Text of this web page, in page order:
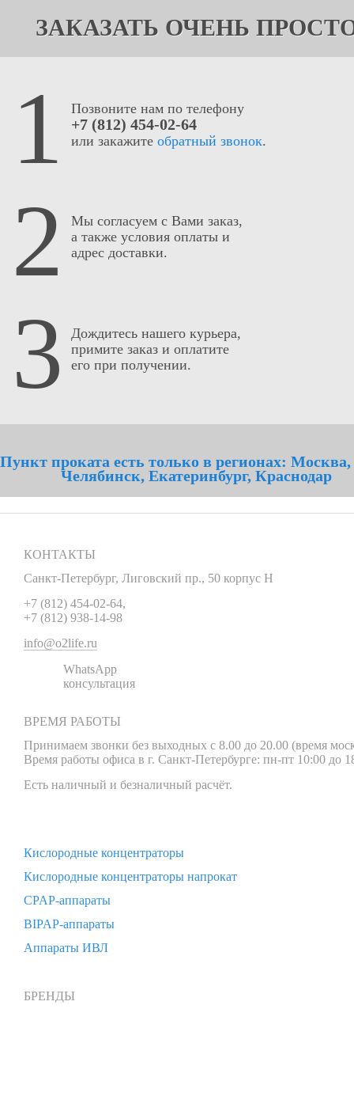
ЗАКАЗАТЬ ОЧЕНЬ
1 Позвоните нам по телефону
+7 (812) 454-02-64
или закажите обратный звонок.
2
Мы согласуем с Вами заказ,
а также условия оплаты и
адрес доставки.
3
Дождитесь нашего курьера,
примите заказ и оплатите
его при получении.
Пункт проката есть только в регионах:
Челябинск, Екатеринбург, Краснодар
КОНТАКТЫ
Санкт-Петербург, Лиговский пр., 50 корпус Н
+7 (812) 454-02-64,
+7 (812) 938-14-98
info@o2life.ru
WhatsApp
консультация
ВРЕМЯ РАБОТЫ
Принимаем звонки без выходных с 8.00 до 20.00 (время
Время работы офиса в г. Санкт-Петербурге: пн-пт 10:00 до
Есть наличный и безналичный расчёт.
Кислородные концентраторы
Кислородные концентраторы напрокат
CPAP-аппараты
BIPAP-аппараты
Аппараты ИВЛ
БРЕНДЫ